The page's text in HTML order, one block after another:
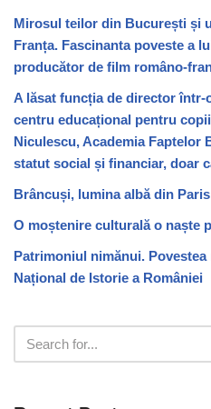
Mirosul teilor din București și
Franța. Fascinanta poveste a
producător de film româno-
A lăsat funcția de director într-
centru educațional pentru
Niculescu, Academia Faptelor
statut social și financiar, doar
Brâncuși, lumina albă din Paris
O moștenire culturală o naște
Patrimoniul nimănui. Povestea
Național de Istorie a României